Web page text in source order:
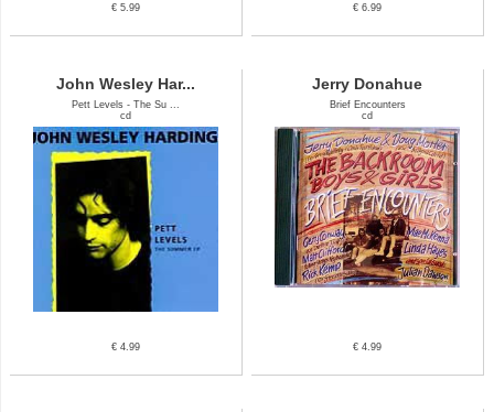
€ 5.99 € 6.99
John Wesley Har...
Pett Levels - The Su ...
cd
€ 4.99
Jerry Donahue
Brief Encounters
cd
€ 4.99